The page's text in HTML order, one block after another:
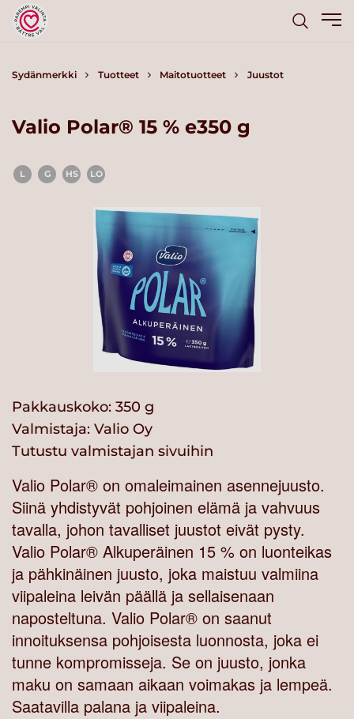
Sydänmerkki Tuotteet Maitotuotteet Juustot
Valio Polar® 15 % e350 g
L G HS LO
Pakkauskoko: 350 g
Valmistaja: Valio Oy
Tutustu valmistajan sivuihin
Valio Polar® on omaleimainen asennejuusto.
Siinä yhdistyvät pohjoinen elämä ja vahvuus
tavalla, johon tavalliset juustot eivät pysty.
Valio Polar® Alkuperäinen 15 % on luonteikas
ja pähkinäinen juusto, joka maistuu valmiina
viipaleina leivän päällä ja sellaisenaan
naposteltuna. Valio Polar® on saanut
innoituksensa pohjoisesta luonnosta, joka ei
tunne kompromisseja. Se on juusto, jonka
maku on samaan aikaan voimakas ja lempeä.
Saatavilla palana ja viipaleina.